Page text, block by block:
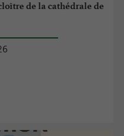
de la cathédrale de